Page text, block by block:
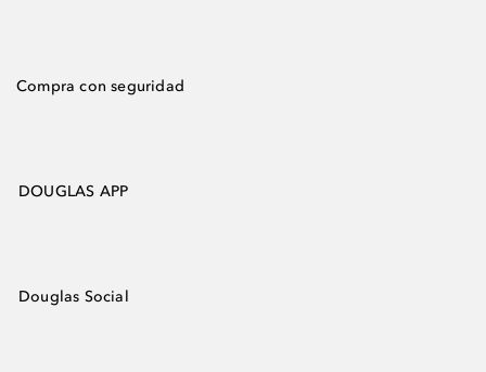
Compra con seguridad
DOUGLAS APP
Douglas Social